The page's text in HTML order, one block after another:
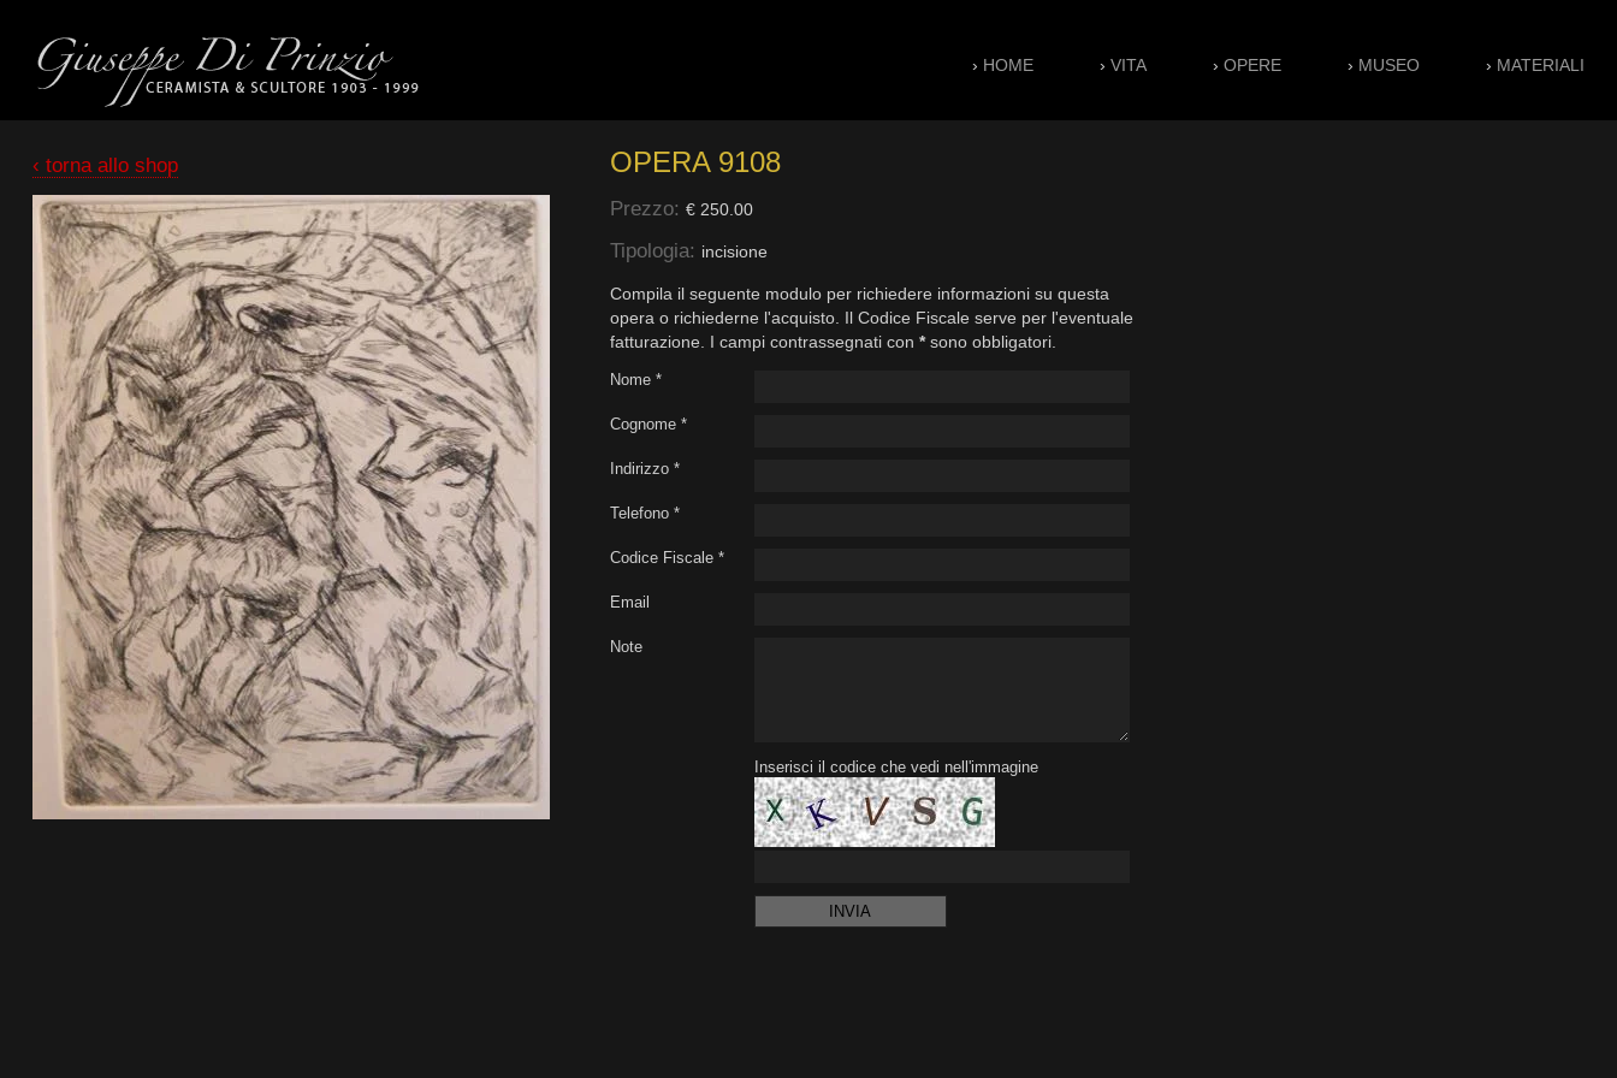
› HOME ›VITA ›OPERE › MUSEO › MATERIALI
‹ torna allo shop OPERA 9108
Prezzo: € 250.00
Tipologia: incisione
Compila il seguente modulo per richiedere informazioni su questa
opera o richiederne l'acquisto. Il Codice Fiscale serve per l'eventuale
fatturazione. I campi contrassegnati con *sono obbligatori.
Nome *
Cognome *
Indirizzo *
Telefono *
Codice Fiscale *
Email
Note
Inserisci il codice che vedi nell'immagine